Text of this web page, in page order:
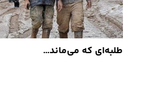
طلبه‌ای که می‌ماند…